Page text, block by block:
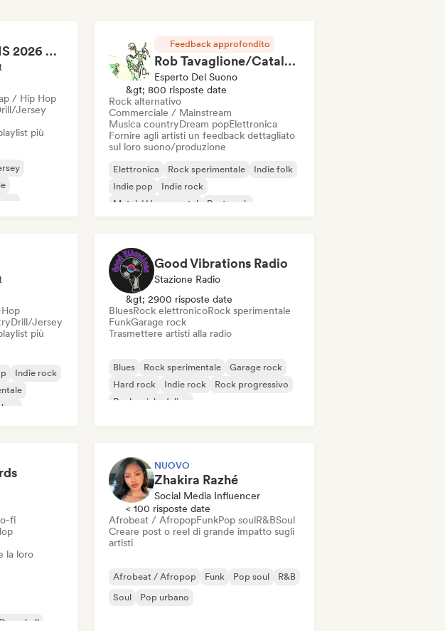
RAP FRANÇAIS 2026 🔥🇫🇷 (Way Records)
/ Hip Hop
Jersey
più
Feedback approfondito
Rob Tavaglione/Catalyst Recording
Esperto Del Suono
&gt; 800 risposte date
Rock alternativo
Commerciale / Mainstream
Musica countryDream popElettronica
Fornire agli artisti un feedback dettagliato
sul loro suono/produzione
Elettronica Rock sperimentale
Indie folk
Indie pop
Indie rock
Metal / Heavy metal
Post punk
Drill/Jersey
più
Indie rock
Good Vibrations Radio
Stazione Radio
&gt; 2900 risposte date
BluesRock elettronicoRock sperimentale
FunkGarage rock
Trasmettere artisti alla radio
Blues Rock sperimentale
Garage rock
Hard rock
Indie rock
Rock progressivo
Rock psichedelico
fi
la loro
Dancehall
NUOVO
Zhakira Razhé
Social Media Influencer
< 100 risposte date
Afrobeat / AfropopFunkPop soulR&BSoul
Creare post o reel di grande impatto sugli
artisti
Afrobeat / Afropop Funk Pop soul
R&B
Soul
Pop urbano